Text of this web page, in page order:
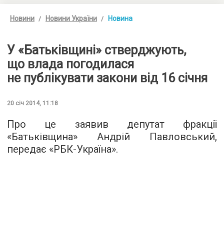
Новини Новини України Новина
У «Батьківщині» стверджують,
що влада погодилася
не публікувати закони від 16 січня
20 січ 2014, 11:18
Про це заявив депутат фракції
«Батьківщина» Андрій Павловський,
передає «РБК-Україна».